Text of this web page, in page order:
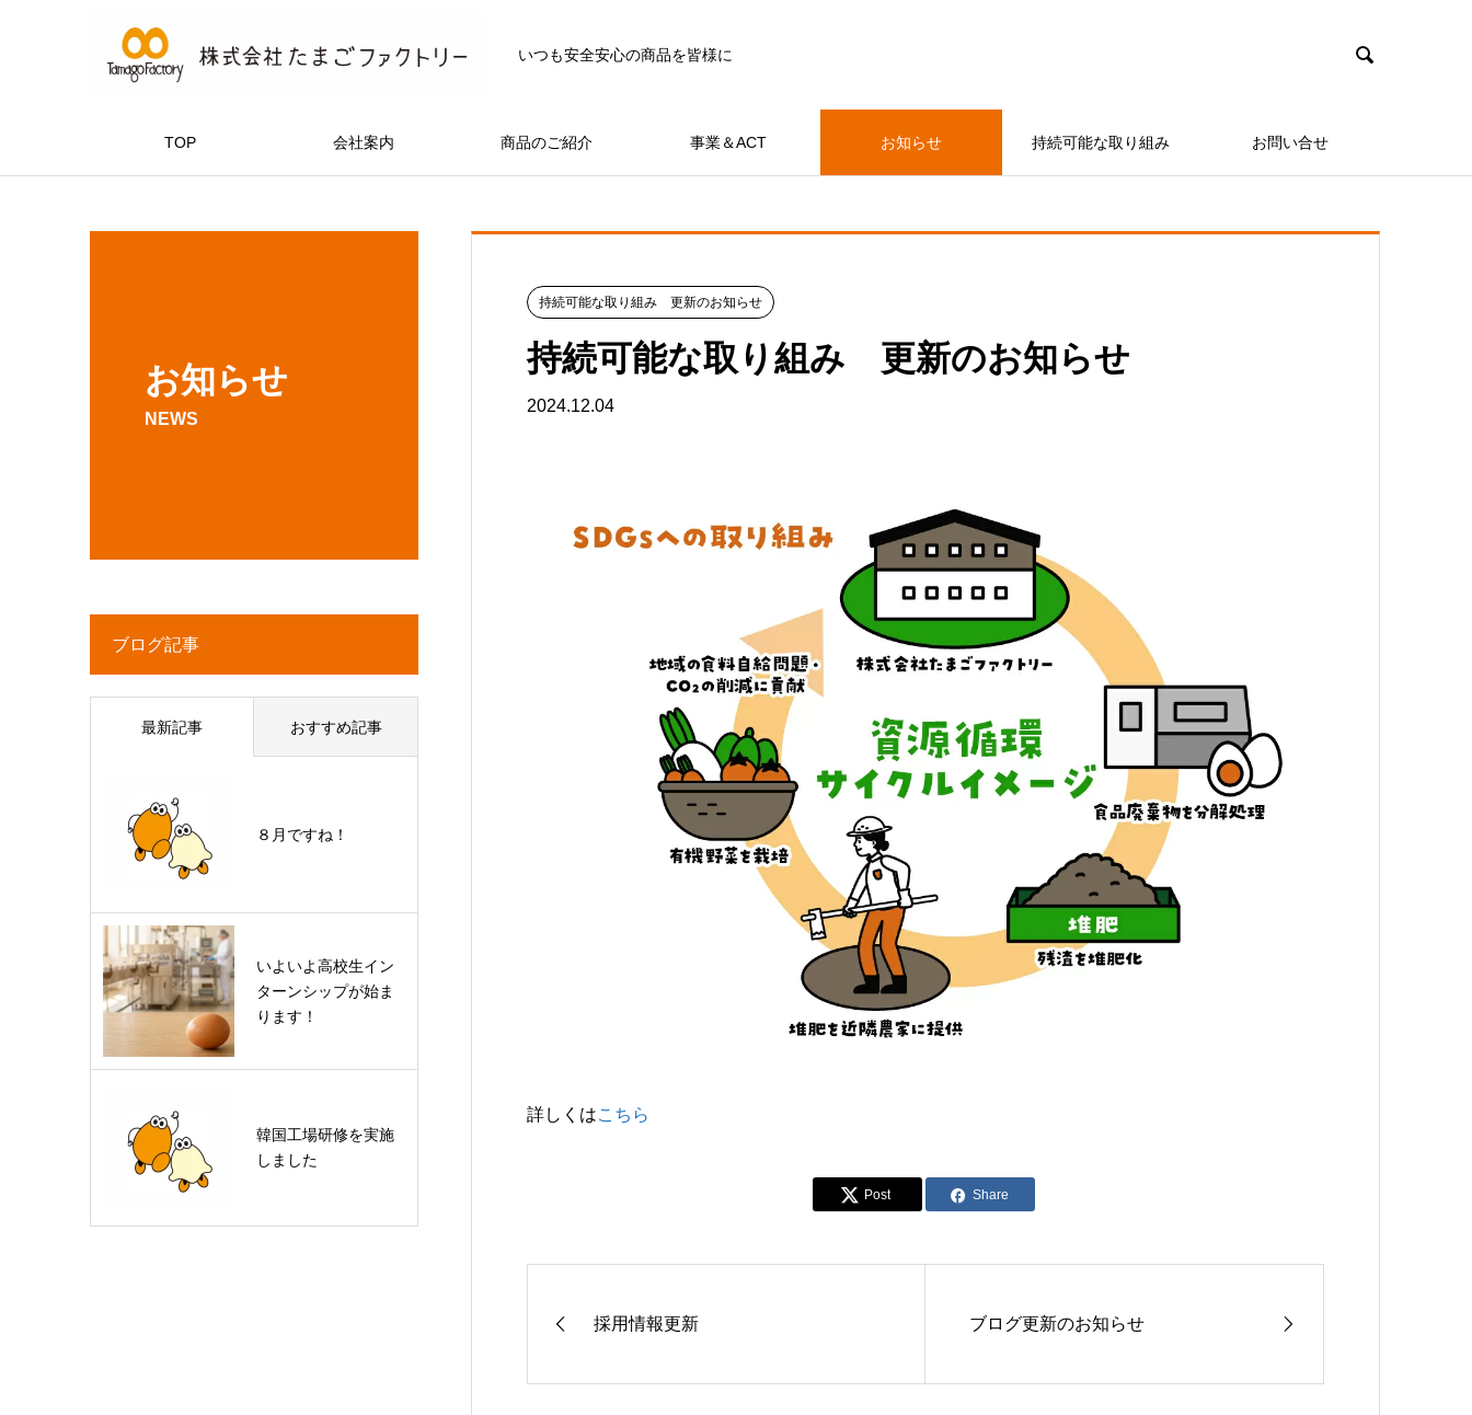
いつも安全安心の商品を皆様に 
TOP 会社案内 商品のご紹介 事業＆ACT お知らせ 持続可能な取り組み お問い合せ
お知らせ
NEWS
持続可能な取り組み 更新のお知らせ
持続可能な取り組み 更新のお知らせ
2024.12.04
詳しくはこちら
Post Share
採用情報更新 ブログ更新のお知らせ
ブログ記事
最新記事 おすすめ記事
８月ですね！
いよいよ高校生イン
ターンシップが始ま
ります！
韓国工場研修を実施
しました